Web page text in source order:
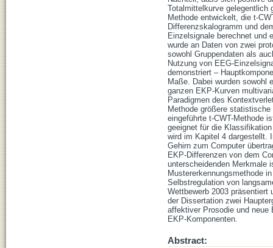
Totalmittelkurve gelegentlich
Methode entwickelt, die t-
Differenzskalogramm und
Einzelsignale berechnet und
wurde an Daten von zwei
sowohl Gruppendaten als
Nutzung von EEG-
demonstriert –
Maße. Dabei wurden sowohl
ganzen EKP-Kurven
Paradigmen des
Methode größere
eingeführte t-CWT-Methode
geeignet für die
wird im Kapitel 4 dargestellt.
Gehirn zum Computer
EKP-Differenzen von dem
unterscheidenden Merkmale
Mustererkennungsmethode
Selbstregulation von
Wettbewerb 2003 präsentiert
der Dissertation zwei
affektiver Prosodie und neue
EKP-Komponenten.
Abstract: